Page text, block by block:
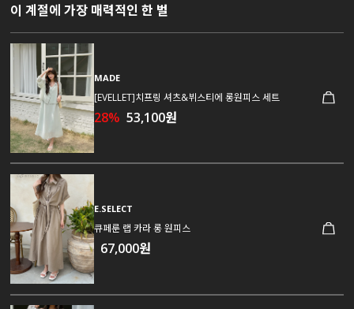
이 계절에 가장 매력적인 한 벌
MADE
[EVELLET]치프링 셔츠&뷔스티에 롱원피스 세트
28% 53,100원
E.SELECT
큐페룬 랩 카라 롱 원피스
67,000원